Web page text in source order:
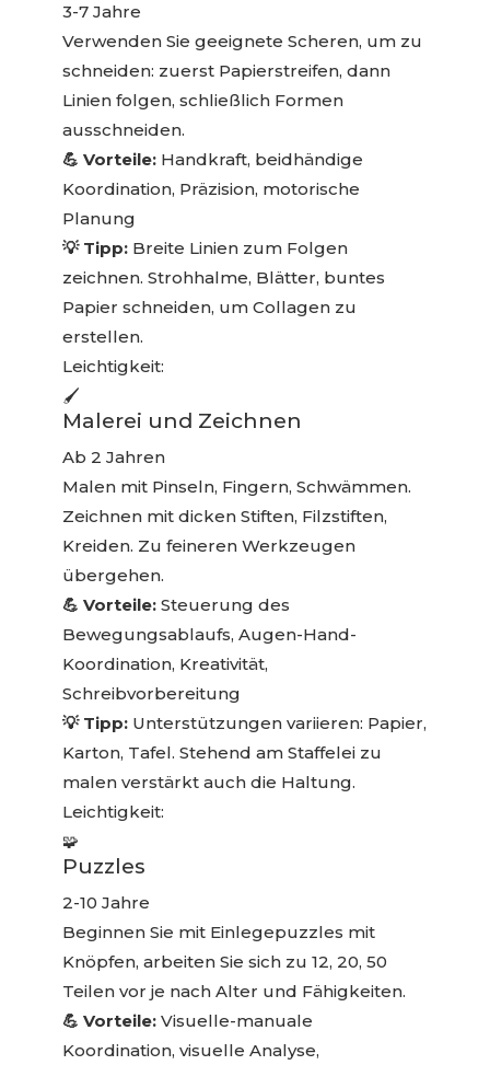
3-7 Jahre
Verwenden Sie geeignete Scheren, um zu
schneiden: zuerst Papierstreifen, dann
Linien folgen, schließlich Formen
ausschneiden.
💪 Vorteile:Handkraft, beidhändige
Koordination, Präzision, motorische
Planung
💡 Tipp:Breite Linien zum Folgen
zeichnen. Strohhalme, Blätter, buntes
Papier schneiden, um Collagen zu
erstellen.
Leichtigkeit:
🖌️
Malerei und Zeichnen
Ab 2 Jahren
Malen mit Pinseln, Fingern, Schwämmen.
Zeichnen mit dicken Stiften, Filzstiften,
Kreiden. Zu feineren Werkzeugen
übergehen.
💪 Vorteile:Steuerung des
Bewegungsablaufs, Augen-Hand-
Koordination, Kreativität,
Schreibvorbereitung
💡 Tipp:Unterstützungen variieren: Papier,
Karton, Tafel. Stehend am Staffelei zu
malen verstärkt auch die Haltung.
Leichtigkeit:
🧩
Puzzles
2-10 Jahre
Beginnen Sie mit Einlegepuzzles mit
Knöpfen, arbeiten Sie sich zu 12, 20, 50
Teilen vor je nach Alter und Fähigkeiten.
💪 Vorteile:Visuelle-manuale
Koordination, visuelle Analyse,